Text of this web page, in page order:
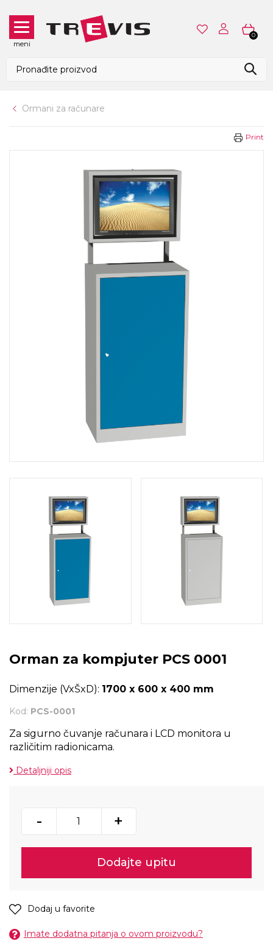
meni
0
Ormani za računare
Print
Orman za kompjuter PCS 0001
Dimenzije (VxŠxD): 1700 x 600 x 400 mm
Kod: PCS-0001
Za sigurno čuvanje računara i LCD monitora u
različitim radionicama.
Detaljniji opis
- +
Dodajte upitu
Dodaj u favorite
Imate dodatna pitanja o ovom proizvodu?